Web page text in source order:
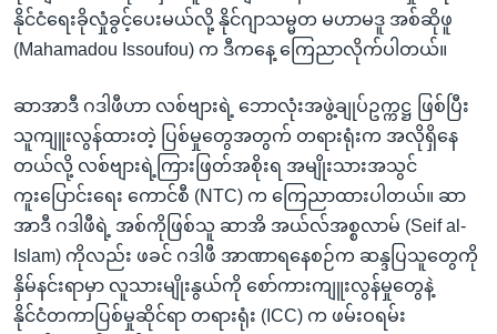
ရန်
နေရာ
ကျော်
ရန်
နိုင်ငံရေးခိုလှုံခွင့်ပေးမယ်လို့ နိုင်ဂျာသမ္မတ မဟာမဒူ အစ်ဆိုဖူ
(Mahamadou Issoufou) က ဒီကနေ့ ကြေညာလိုက်ပါတယ်။
ဆာအာဒီ ဂဒါဖီဟာ လစ်ဗျားရဲ့ ဘောလုံးအဖွဲ့ချုပ်ဥက္ကဋ္ဌ ဖြစ်ပြီး
သူကျူးလွန်ထားတဲ့ ပြစ်မှုတွေအတွက် တရားရုံးက အလိုရှိနေ
တယ်လို့ လစ်ဗျားရဲ့ကြားဖြတ်အစိုးရ အမျိုးသားအသွင်
ကူးပြောင်းရေး ကောင်စီ (NTC) က ကြေညာထားပါတယ်။ ဆာ
အာဒီ ဂဒါဖီရဲ့ အစ်ကိုဖြစ်သူ ဆာအိ အယ်လ်အစ္စလာမ် (Seif al-
Islam) ကိုလည်း ဖခင် ဂဒါဖီ အာဏာရနေစဉ်က ဆန္ဒပြသူတွေကို
နှိမ်နင်းရာမှာ လူသားမျိုးနွယ်ကို စော်ကားကျူးလွန်မှုတွေနဲ့
နိုင်ငံတကာပြစ်မှုဆိုင်ရာ တရားရုံး (ICC) က ဖမ်းဝရမ်း